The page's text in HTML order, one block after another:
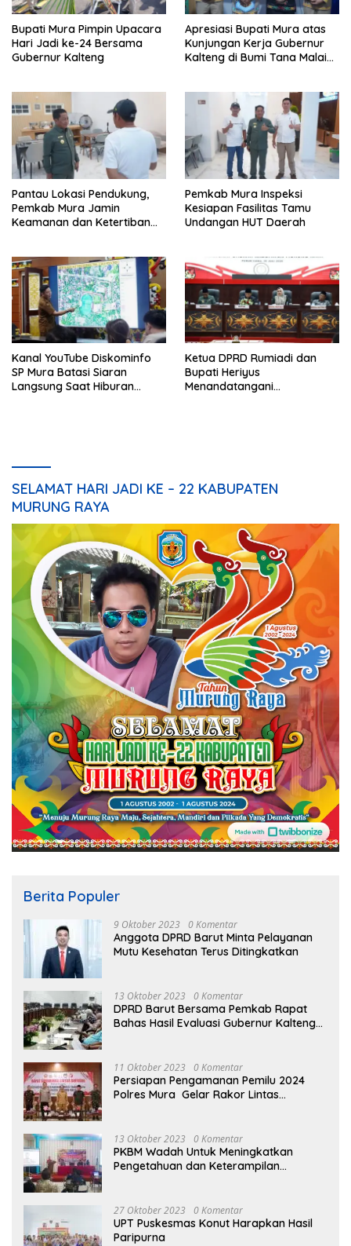
Bupati Mura Pimpin Upacara
Hari Jadi ke-24 Bersama
Gubernur Kalteng
Apresiasi Bupati Mura atas
Kunjungan Kerja Gubernur
Kalteng di Bumi Tana Malai
Pantau Lokasi Pendukung,
Pemkab Mura Jamin
Keamanan dan Ketertiban
Pemkab Mura Inspeksi
Kesiapan Fasilitas Tamu
Undangan HUT Daerah
Kanal YouTube Diskominfo
SP Mura Batasi Siaran
Langsung Saat Hiburan
Ketua DPRD Rumiadi dan
Bupati Heriyus
Menandatangani
SELAMAT HARI JADI KE – 22 KABUPATEN
MURUNG RAYA
Berita Populer
9 Oktober 2023 0 Komentar
Anggota DPRD Barut Minta Pelayanan
Mutu Kesehatan Terus Ditingkatkan
13 Oktober 2023 0 Komentar
DPRD Barut Bersama Pemkab Rapat
Bahas Hasil Evaluasi Gubernur Kalteng
11 Oktober 2023 0 Komentar
Persiapan Pengamanan Pemilu 2024
Polres Mura Gelar Rakor Lintas
13 Oktober 2023 0 Komentar
PKBM Wadah Untuk Meningkatkan
Pengetahuan dan Keterampilan
27 Oktober 2023 0 Komentar
UPT Puskesmas Konut Harapkan Hasil
Paripurna